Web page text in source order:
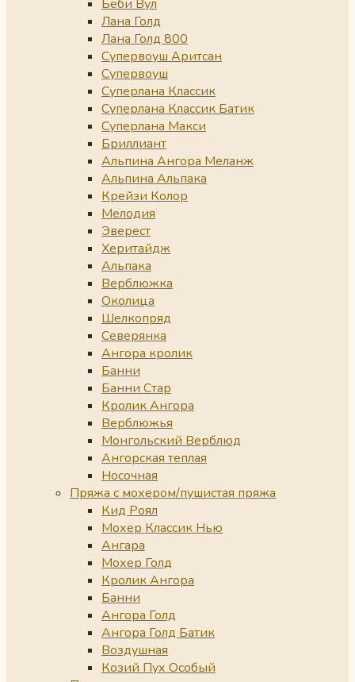
Беби Вул
Лана Голд
Лана Голд 800
Супервоуш Аритсан
Супервоуш
Суперлана Классик
Суперлана Классик Батик
Суперлана Макси
Бриллиант
Альпина Ангора Меланж
Альпина Альпака
Крейзи Колор
Мелодия
Эверест
Херитайдж
Альпака
Верблюжка
Околица
Шелкопряд
Северянка
Ангора кролик
Банни
Банни Стар
Кролик Ангора
Верблюжья
Монгольский Верблюд
Ангорская теплая
Носочная
Пряжа с мохером/пушистая пряжа
Кид Роял
Мохер Классик Нью
Ангара
Мохер Голд
Кролик Ангора
Банни
Ангора Голд
Ангора Голд Батик
Воздушная
Козий Пух Особый